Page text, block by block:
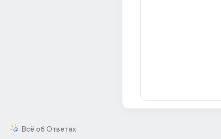
Всё об Ответах